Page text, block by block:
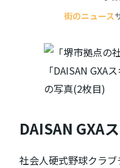
街のニュース
DAISAN GXA
社会人硬式野球クラブ